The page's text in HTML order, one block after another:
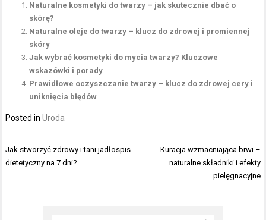
Naturalne kosmetyki do twarzy – jak skutecznie dbać o
skórę?
Naturalne oleje do twarzy – klucz do zdrowej i promiennej
skóry
Jak wybrać kosmetyki do mycia twarzy? Kluczowe
wskazówki i porady
Prawidłowe oczyszczanie twarzy – klucz do zdrowej cery i
uniknięcia błędów
Posted inUroda
Nawigacja
wpisu
Jak stworzyć zdrowy i tani jadłospis
dietetyczny na 7 dni?
Kuracja wzmacniająca brwi –
naturalne składniki i efekty
pielęgnacyjne